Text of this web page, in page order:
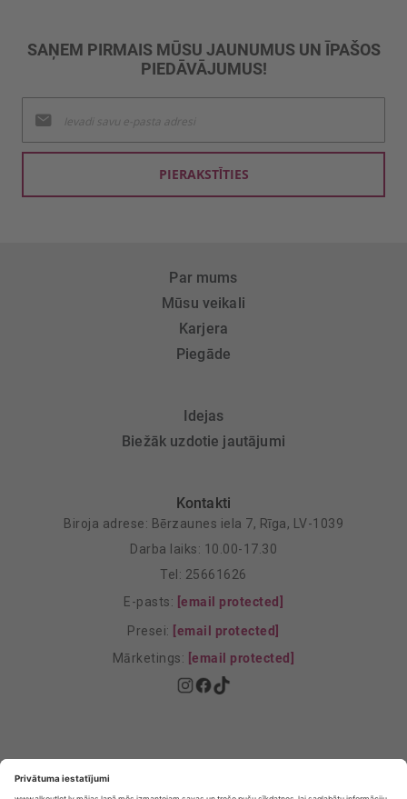
SAŅEM PIRMAIS MŪSU JAUNUMUS UN ĪPAŠOS
PIEDĀVĀJUMUS!
jaunumu
saņemšanai:
PIERAKSTĪTIES
Par mums
Mūsu veikali
Karjera
Piegāde
Idejas
Biežāk uzdotie jautājumi
Kontakti
Biroja adrese: Bērzaunes iela 7, Rīga, LV-1039
Darba laiks: 10.00-17.30
Tel: 25661626
E-pasts: [email protected]
Presei: [email protected]
Mārketings: [email protected]
Privātuma Iestatījumi